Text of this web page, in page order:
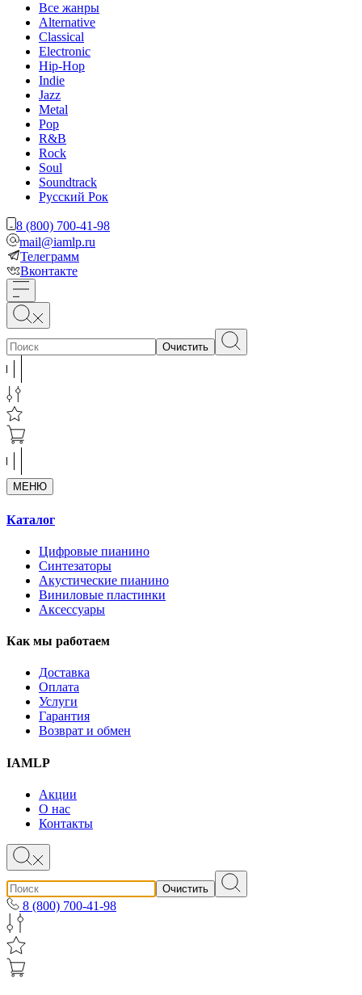
Все жанры
Alternative
Classical
Electronic
Hip-Hop
Indie
Jazz
Metal
Pop
R&B
Rock
Soul
Soundtrack
Русский Рок
8 (800) 700-41-98
mail@iamlp.ru
Телеграмм
Вконтакте
Очистить
МЕНЮ
Каталог
Цифровые пианино
Синтезаторы
Акустические пианино
Виниловые пластинки
Аксессуары
Как мы работаем
Доставка
Оплата
Услуги
Гарантия
Возврат и обмен
IAMLP
Акции
О нас
Контакты
Очистить
8 (800) 700-41-98